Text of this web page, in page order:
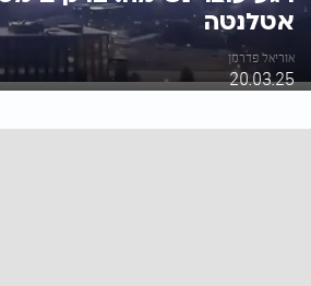
אטלנטה
אוריאל פדרמן
20.03.25